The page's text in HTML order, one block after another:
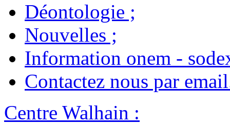
Déontologie ;
Nouvelles ;
Information onem -
Contactez nous par email
Centre Walhain :